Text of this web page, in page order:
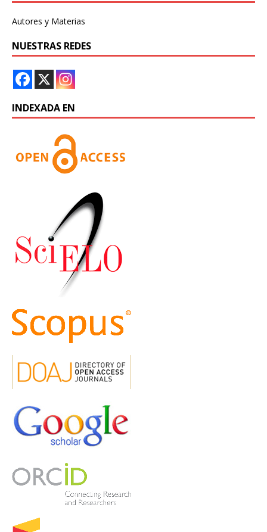
Autores y Materias
NUESTRAS REDES
INDEXADA EN